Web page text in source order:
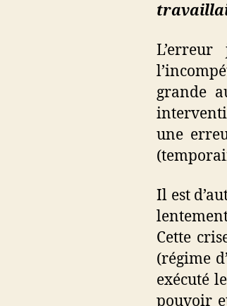
grande
une
Il est
Cette
(régime
exécuté
pouvoir